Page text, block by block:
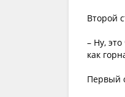
Второй
– Ну,
как
Первый